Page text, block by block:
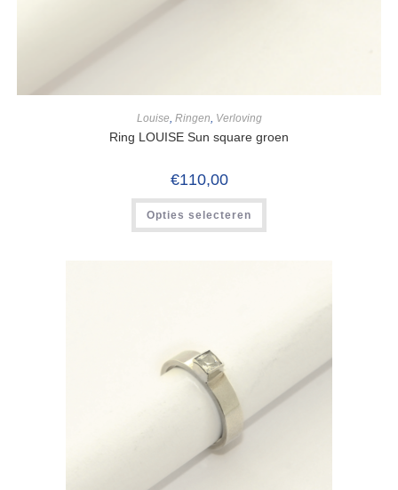
Louise Ringen Verloving
Ring LOUISE Sun square groen
€110,00
Opties selecteren